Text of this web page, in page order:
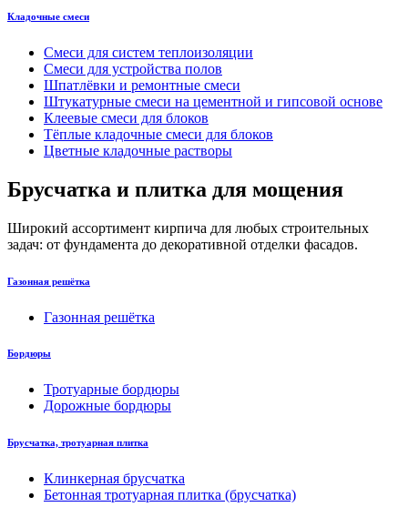
Кладочные смеси
Смеси для систем теплоизоляции
Смеси для устройства полов
Шпатлёвки и ремонтные смеси
Штукатурные смеси на цементной и гипсовой основе
Клеевые смеси для блоков
Тёплые кладочные смеси для блоков
Цветные кладочные растворы
Брусчатка и плитка для мощения
Широкий ассортимент кирпича для любых строительных
задач: от фундамента до декоративной отделки фасадов.
Газонная решётка
Газонная решётка
Бордюры
Тротуарные бордюры
Дорожные бордюры
Брусчатка, тротуарная плитка
Клинкерная брусчатка
Бетонная тротуарная плитка (брусчатка)